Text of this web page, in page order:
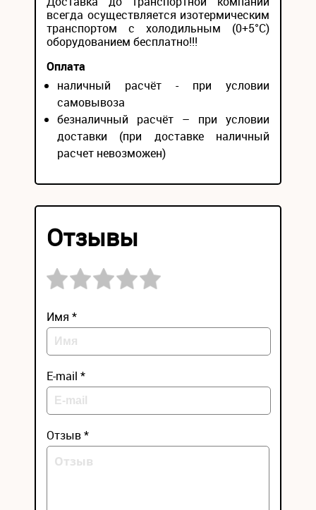
всегда осуществляется изотермическим
транспортом с холодильным (0+5°С)
оборудованием бесплатно!!!
Оплата
наличный расчёт - при условии
самовывоза
безналичный расчёт – при условии
доставки (при доставке наличный
расчет невозможен)
Отзывы
Имя *
E-mail *
Отзыв *